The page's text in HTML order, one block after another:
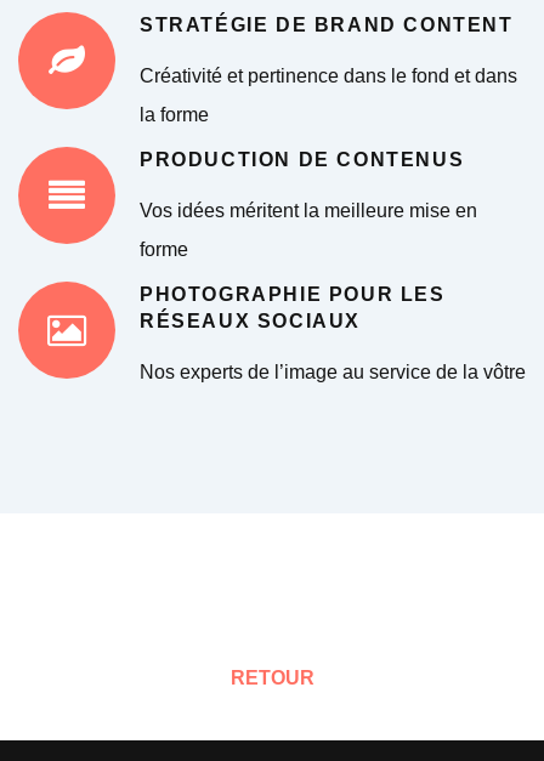
STRATÉGIE DE BRAND CONTENT
Créativité et pertinence dans le fond et dans
la forme
PRODUCTION DE CONTENUS
Vos idées méritent la meilleure mise en
forme
PHOTOGRAPHIE POUR LES
RÉSEAUX SOCIAUX
Nos experts de l’image au service de la vôtre
RETOUR